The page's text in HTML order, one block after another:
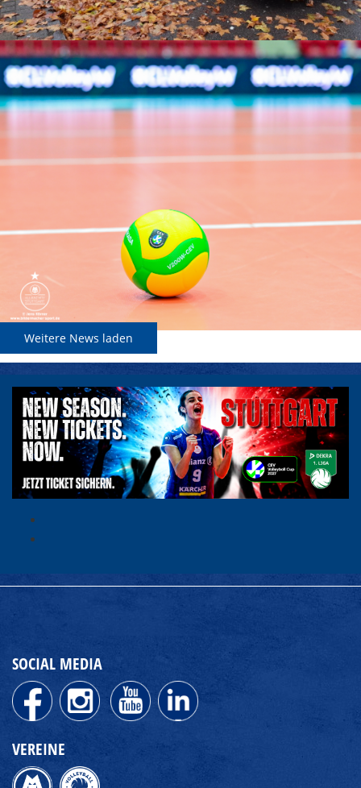
Weitere News laden
SOCIAL MEDIA
VEREINE